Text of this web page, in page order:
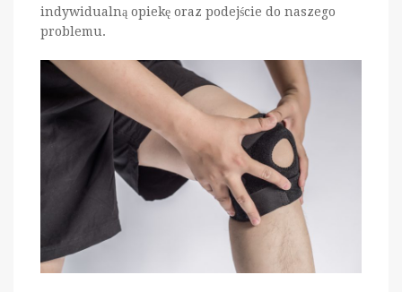
indywidualną opiekę oraz podejście do naszego
problemu.